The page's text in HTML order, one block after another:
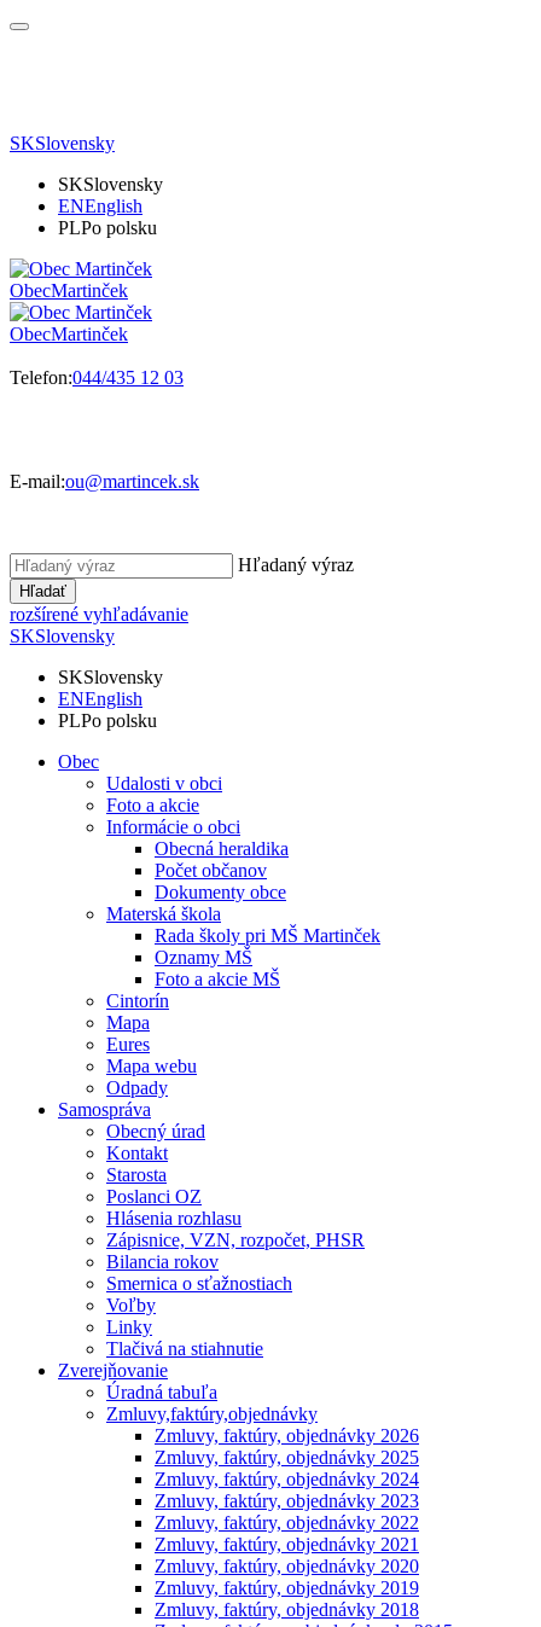
SKSlovensky
SKSlovensky
ENEnglish
PLPo polsku
ObecMartinček
ObecMartinček
Telefon:044/435 12 03
E-mail:ou@martincek.sk
Hľadaný výraz
Hľadať
rozšírené vyhľadávanie
SKSlovensky
SKSlovensky
ENEnglish
PLPo polsku
Obec
Udalosti v obci
Foto a akcie
Informácie o obci
Obecná heraldika
Počet občanov
Dokumenty obce
Materská škola
Rada školy pri MŠ Martinček
Oznamy MŠ
Foto a akcie MŠ
Cintorín
Mapa
Eures
Mapa webu
Odpady
Samospráva
Obecný úrad
Kontakt
Starosta
Poslanci OZ
Hlásenia rozhlasu
Zápisnice, VZN, rozpočet, PHSR
Bilancia rokov
Smernica o sťažnostiach
Voľby
Linky
Tlačivá na stiahnutie
Zverejňovanie
Úradná tabuľa
Zmluvy,faktúry,objednávky
Zmluvy, faktúry, objednávky 2026
Zmluvy, faktúry, objednávky 2025
Zmluvy, faktúry, objednávky 2024
Zmluvy, faktúry, objednávky 2023
Zmluvy, faktúry, objednávky 2022
Zmluvy, faktúry, objednávky 2021
Zmluvy, faktúry, objednávky 2020
Zmluvy, faktúry, objednávky 2019
Zmluvy, faktúry, objednávky 2018